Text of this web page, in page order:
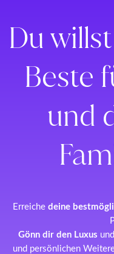
Du
Beste
und
Erreiche deine
Gönn dir den Luxus
und persönlichen